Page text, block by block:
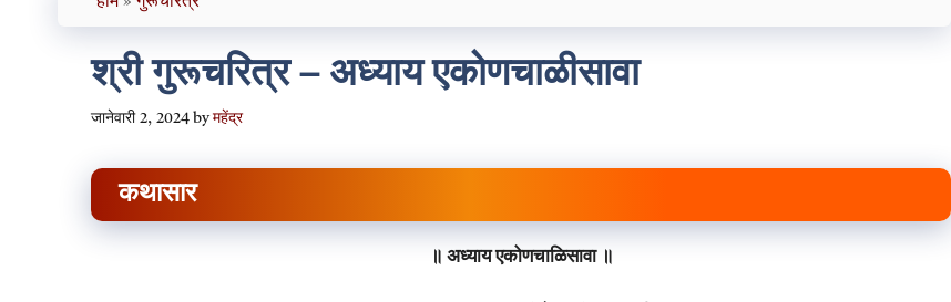
श्री गुरूचरित्र – अध्याय एकोणचाळीसावा
जानेवारी 2, 2024 byमहेंद्र
कथासार
॥ अध्याय एकोणचाळिसावा ॥